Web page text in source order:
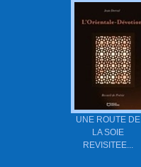
UNE ROUTE DE
LA SOIE
REVISITEE...